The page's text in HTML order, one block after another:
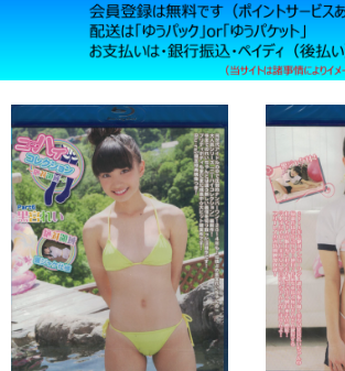
お菓子系アイドル配信の魅力
お菓子系アイドル配信の魅力（2）
ブログ